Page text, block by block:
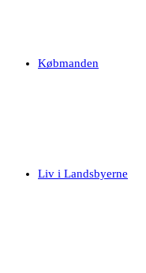
Købmanden
Liv i Landsbyerne